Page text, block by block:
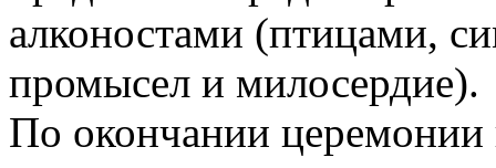
алконостами (птицами,
промысел и милосердие).
По окончании церемонии